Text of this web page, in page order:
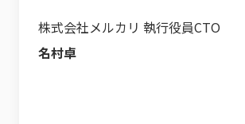
株式会社メルカリ 執行役員CTO
名村卓